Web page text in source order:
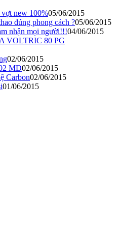
new 100%05/06/2015
đúng phong cách ?05/06/2015
nhận mọi người!!!04/06/2015
VOLTRIC 80 PG
02/06/2015
MD02/06/2015
Carbon02/06/2015
01/06/2015